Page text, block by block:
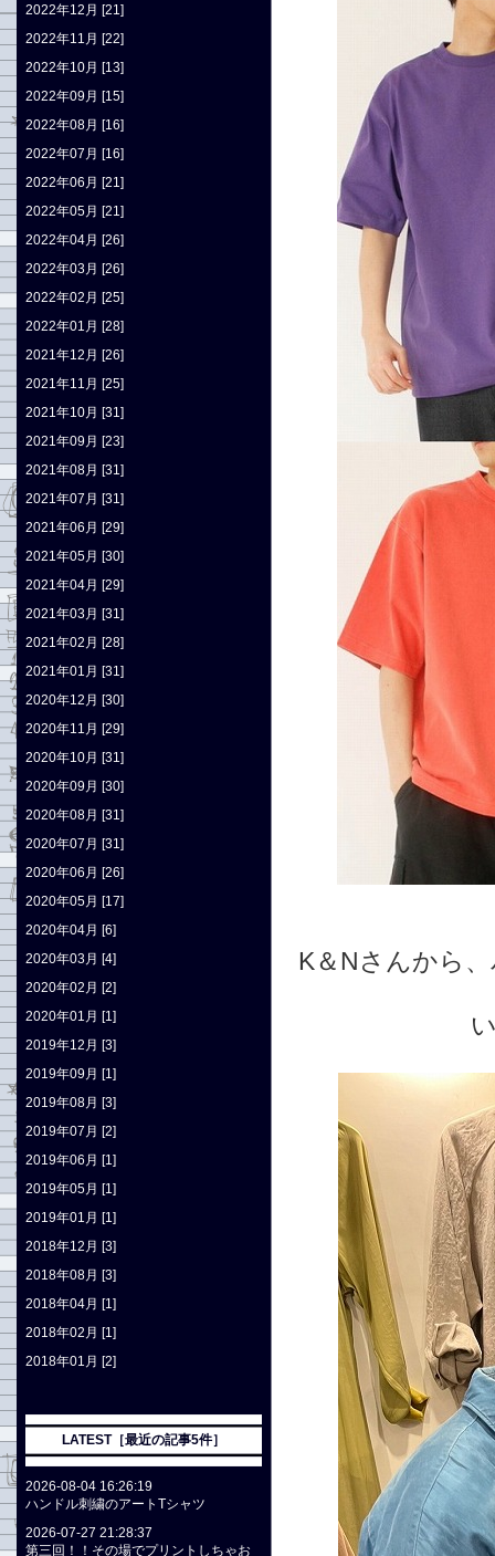
K＆Nさんから
2022年12月 [21]
2022年11月 [22]
2022年10月 [13]
2022年09月 [15]
2022年08月 [16]
2022年07月 [16]
2022年06月 [21]
2022年05月 [21]
2022年04月 [26]
2022年03月 [26]
2022年02月 [25]
2022年01月 [28]
2021年12月 [26]
2021年11月 [25]
2021年10月 [31]
2021年09月 [23]
2021年08月 [31]
2021年07月 [31]
2021年06月 [29]
2021年05月 [30]
2021年04月 [29]
2021年03月 [31]
2021年02月 [28]
2021年01月 [31]
2020年12月 [30]
2020年11月 [29]
2020年10月 [31]
2020年09月 [30]
2020年08月 [31]
2020年07月 [31]
2020年06月 [26]
2020年05月 [17]
2020年04月 [6]
2020年03月 [4]
2020年02月 [2]
2020年01月 [1]
2019年12月 [3]
2019年09月 [1]
2019年08月 [3]
2019年07月 [2]
2019年06月 [1]
2019年05月 [1]
2019年01月 [1]
2018年12月 [3]
2018年08月 [3]
2018年04月 [1]
2018年02月 [1]
2018年01月 [2]
LATEST［最近の記事5件］
2026-08-04 16:26:19
ハンドル刺繍のアートTシャツ
2026-07-27 21:28:37
第三回！！その場でプリントしちゃお